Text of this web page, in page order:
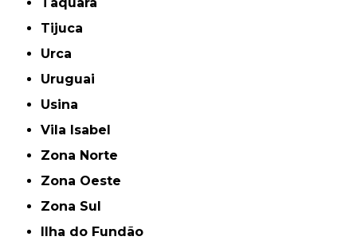
Tijuca
Urca
Uruguai
Usina
Vila Isabel
Zona Norte
Zona Oeste
Zona Sul
ilha do Fundão